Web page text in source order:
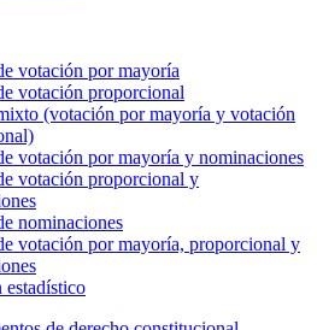
votación por mayoría
votación proporcional
(votación por mayoría y votación
votación por mayoría y nominaciones
votación proporcional y
nominaciones
votación por mayoría, proporcional y
estadístico